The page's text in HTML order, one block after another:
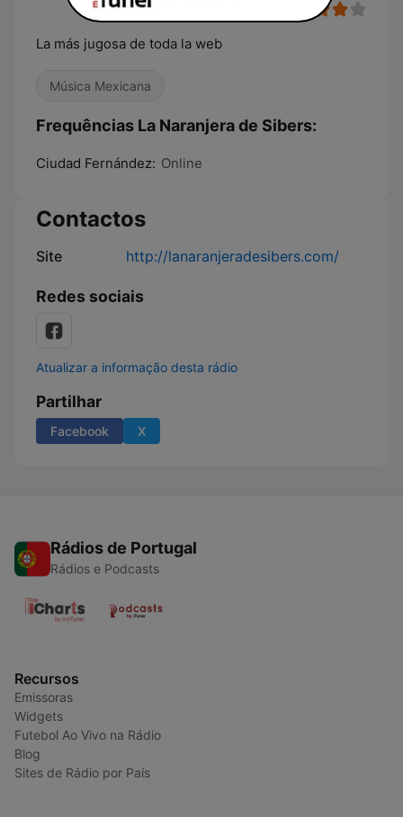
La más jugosa de toda la web
Música Mexicana
Frequências La Naranjera de Sibers:
Ciudad Fernández: Online
Contactos
Site http://lanaranjeradesibers.com/
Redes sociais
Atualizar a informação desta rádio
Partilhar
Facebook X
Rádios de Portugal
Rádios e Podcasts
Recursos
Emissoras
Widgets
Futebol Ao Vivo na Rádio
Blog
Sites de Rádio por País